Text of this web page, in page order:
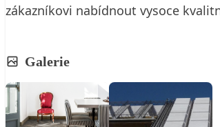
zákazníkovi nabídnout vysoce
Galerie